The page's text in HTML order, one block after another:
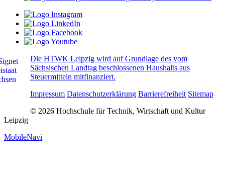
Die HTWK Leipzig wird auf Grundlage des vom
Sächsischen Landtag beschlossenen Haushalts aus
Steuermitteln mitfinanziert.
Impressum Datenschutzerklärung Barrierefreiheit Sitemap
© 2026 Hochschule für Technik, Wirtschaft und Kultur
Leipzig
MobileNavi